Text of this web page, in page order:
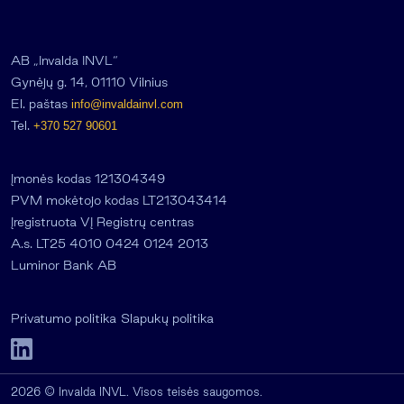
AB „Invalda INVL“
Gynėjų g. 14, 01110 Vilnius
El. paštas info@invaldainvl.com
Tel. +370 527 90601
Įmonės kodas 121304349
PVM mokėtojo kodas LT213043414
Įregistruota VĮ Registrų centras
A.s. LT25 4010 0424 0124 2013
Luminor Bank AB
Privatumo politika Slapukų politika
2026 © Invalda INVL. Visos teisės saugomos.